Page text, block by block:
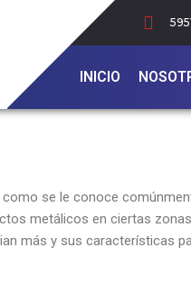
INICIO
se le conoce
metálicos en ciertas
más y sus características